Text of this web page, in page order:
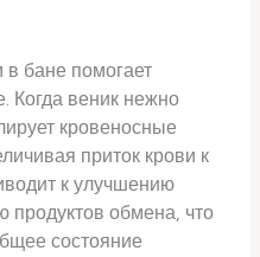
бане помогает
Когда веник нежно
кровеносные
приток крови к
к улучшению
продуктов обмена, что
состояние